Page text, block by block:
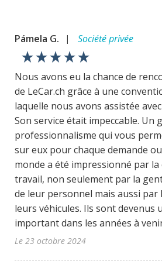
Pámela G. | Société privée
star_ratestar_ratestar_ratestar_ratestar_rate
Nous avons eu la chance de
de LeCar.ch grâce à une
laquelle nous avons assistée
Son service était impeccable. Un
professionnalisme qui vous
sur eux pour chaque demande
monde a été impressionné par
travail, non seulement par la
de leur personnel mais aussi par
leurs véhicules. Ils sont devenus
important dans les années à
Le 23 octobre 2024